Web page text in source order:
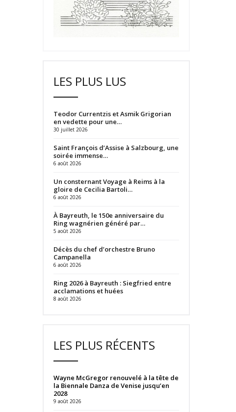
LES PLUS LUS
Teodor Currentzis et Asmik Grigorian
en vedette pour une…
30 juillet 2026
Saint François d’Assise à Salzbourg, une
soirée immense…
6 août 2026
Un consternant Voyage à Reims à la
gloire de Cecilia Bartoli…
6 août 2026
À Bayreuth, le 150e anniversaire du
Ring wagnérien généré par…
5 août 2026
Décès du chef d’orchestre Bruno
Campanella
6 août 2026
Ring 2026 à Bayreuth : Siegfried entre
acclamations et huées
8 août 2026
LES PLUS RÉCENTS
Wayne McGregor renouvelé à la tête de
la Biennale Danza de Venise jusqu’en
2028
9 août 2026